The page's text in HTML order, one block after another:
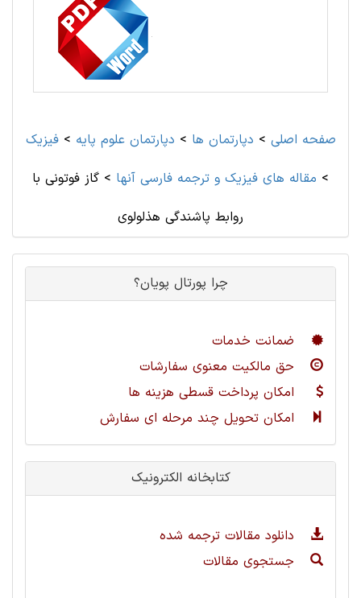
صفحه اصلی > دپارتمان ها > دپارتمان علوم پايه >فیزیک
> مقاله های فیزیک و ترجمه فارسی آنها > گاز فوتونی با
روابط پاشندگی هذلولوی
چرا پورتال پویان؟
ضمانت خدمات
حق مالکیت معنوی سفارشات
امکان پرداخت قسطی هزینه ها
امکان تحویل چند مرحله ای سفارش
کتابخانه الکترونیک
دانلود مقالات ترجمه شده
جستجوی مقالات